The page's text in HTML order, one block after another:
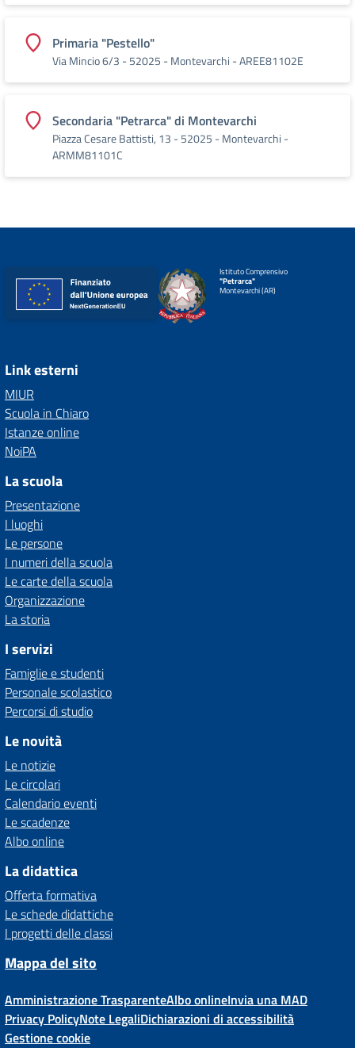
Primaria "Pestello"
Via Mincio 6/3 - 52025 - Montevarchi - AREE81102E
Secondaria "Petrarca" di Montevarchi
Piazza Cesare Battisti, 13 - 52025 - Montevarchi -
ARMM81101C
Istituto Comprensivo
"Petrarca"
Montevarchi (AR)
Link esterni
MIUR
Scuola in Chiaro
Istanze online
NoiPA
La scuola
Presentazione
I luoghi
Le persone
I numeri della scuola
Le carte della scuola
Organizzazione
La storia
I servizi
Famiglie e studenti
Personale scolastico
Percorsi di studio
Le novità
Le notizie
Le circolari
Calendario eventi
Le scadenze
Albo online
La didattica
Offerta formativa
Le schede didattiche
I progetti delle classi
Mappa del sito
Amministrazione TrasparenteAlbo onlineInvia una MAD
Privacy PolicyNote LegaliDichiarazioni di accessibilità
Gestione cookie